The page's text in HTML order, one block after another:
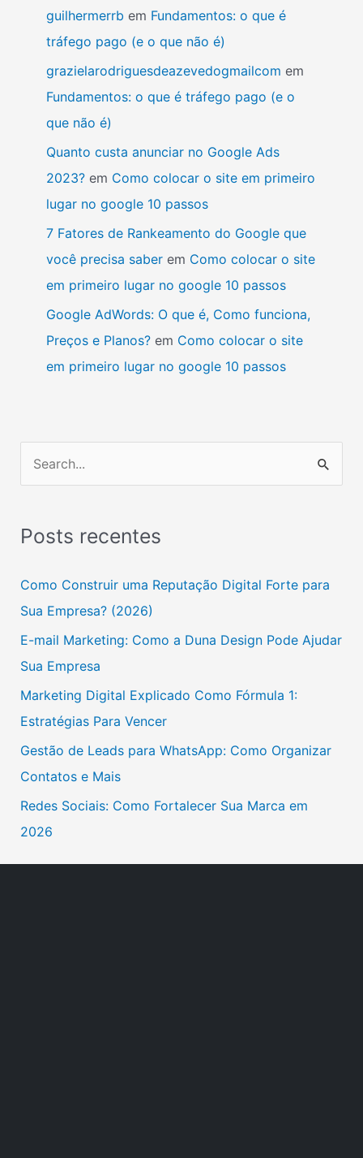
guilhermerrb em Fundamentos: o que é
tráfego pago (e o que não é)
grazielarodriguesdeazevedogmailcom em
Fundamentos: o que é tráfego pago (e o
que não é)
Quanto custa anunciar no Google Ads
2023?em Como colocar o site em primeiro
lugar no google 10 passos
7 Fatores de Rankeamento do Google que
você precisa saberem Como colocar o site
em primeiro lugar no google 10 passos
Google AdWords: O que é, Como funciona,
Preços e Planos?em Como colocar o site
em primeiro lugar no google 10 passos
q
a
r
p
o
r
:
Posts recentes
Como Construir uma Reputação Digital Forte para
Sua Empresa? (2026)
E-mail Marketing: Como a Duna Design Pode Ajudar
Sua Empresa
Marketing Digital Explicado Como Fórmula 1:
Estratégias Para Vencer
Gestão de Leads para WhatsApp: Como Organizar
Contatos e Mais
Redes Sociais: Como Fortalecer Sua Marca em
2026